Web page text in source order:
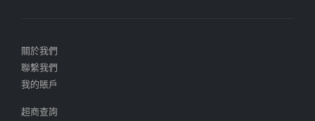
關於我們
聯繫我們
我的賬戶
超商查詢